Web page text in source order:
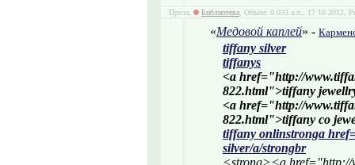
Проза, Библиотека , Объём: 0.033 а.л., 17 10 2012,
«Медовой каплей» -
tiffany silver
tiffanys
<a href="http://
822.html">tiffany
<a href="http://
822.html">tiffany co
tiffany onlinstronga
silver/a/strongbr
<strong><a href="http://